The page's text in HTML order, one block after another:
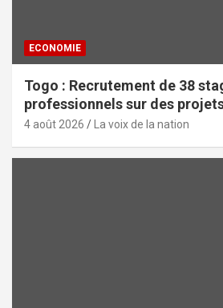
ECONOMIE
Togo : Recrutement de 38
professionnels sur des
4 août 2026 La voix de la nation